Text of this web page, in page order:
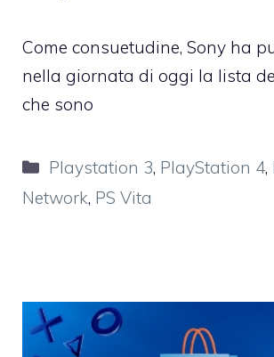
Come consuetudine, Sony ha
nella giornata di oggi la lista
che sono
Categorie
Playstation 3, PlayStation 4,
Network, PS Vita